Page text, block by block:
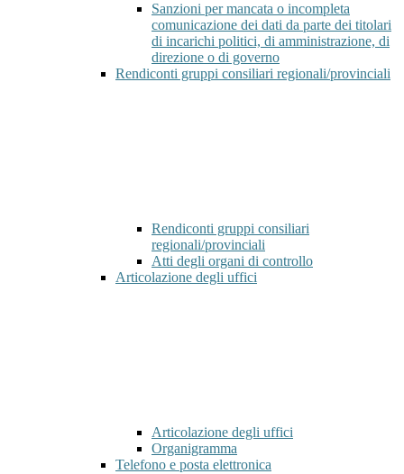
Sanzioni per mancata o incompleta
comunicazione dei dati da parte dei titolari
di incarichi politici, di amministrazione, di
direzione o di governo
Rendiconti gruppi consiliari regionali/provinciali
Rendiconti gruppi consiliari
regionali/provinciali
Atti degli organi di controllo
Articolazione degli uffici
Articolazione degli uffici
Organigramma
Telefono e posta elettronica